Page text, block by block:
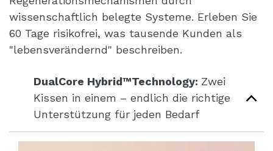
wissenschaftlich belegte Systeme. Erleben Sie
60 Tage risikofrei, was tausende Kunden als
"lebensverändernd" beschreiben.
DualCore Hybrid™Technology: Zwei
Kissen in einem – endlich die richtige
Unterstützung für jeden Bedarf